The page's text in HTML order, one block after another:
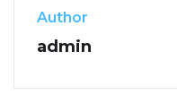
Author
admin